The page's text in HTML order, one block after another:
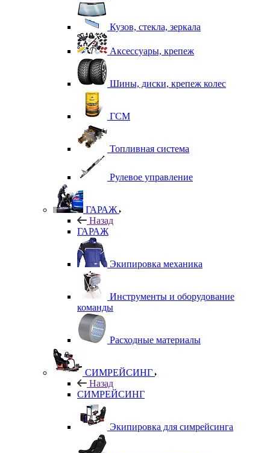
Кузов, стекла, зеркала
Аксессуары, крепеж
Шины, диски, крепеж колес
ГСМ
Топливная система
Рулевое управление
ГАРАЖ
Назад
ГАРАЖ
Экипировка механика
Инструменты и оборудование
команды
Расходные материалы
СИМРЕЙСИНГ
Назад
СИМРЕЙСИНГ
Экипировка для симрейсинга